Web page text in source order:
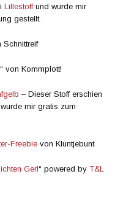
Lillestoffund wurde mir
gestellt.
Schnittreif
“ von Kommplott!
– Dieser Stoff erschien
mir gratis zum
Freebie von Kluntjebunt
Gerl“ powered byT&L